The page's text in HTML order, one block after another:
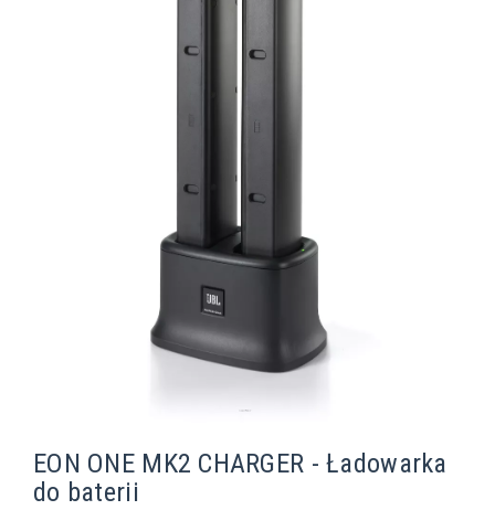
EON ONE MK2 CHARGER - Ładowarka
do baterii